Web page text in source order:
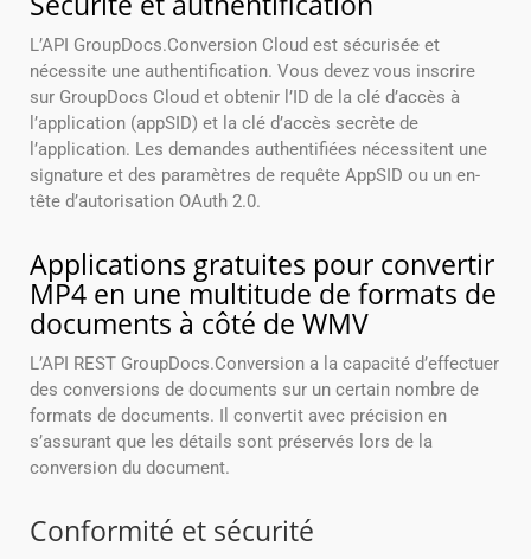
L’API GroupDocs.Conversion Cloud est sécurisée et
nécessite une authentification. Vous devez vous inscrire
sur GroupDocs Cloud et obtenir l’ID de la clé d’accès à
l’application (appSID) et la clé d’accès secrète de
l’application. Les demandes authentifiées nécessitent une
signature et des paramètres de requête AppSID ou un en-
tête d’autorisation OAuth 2.0.
Applications gratuites pour convertir
MP4 en une multitude de formats de
documents à côté de WMV
L’API REST GroupDocs.Conversion a la capacité d’effectuer
des conversions de documents sur un certain nombre de
formats de documents. Il convertit avec précision en
s’assurant que les détails sont préservés lors de la
conversion du document.
Conformité et sécurité